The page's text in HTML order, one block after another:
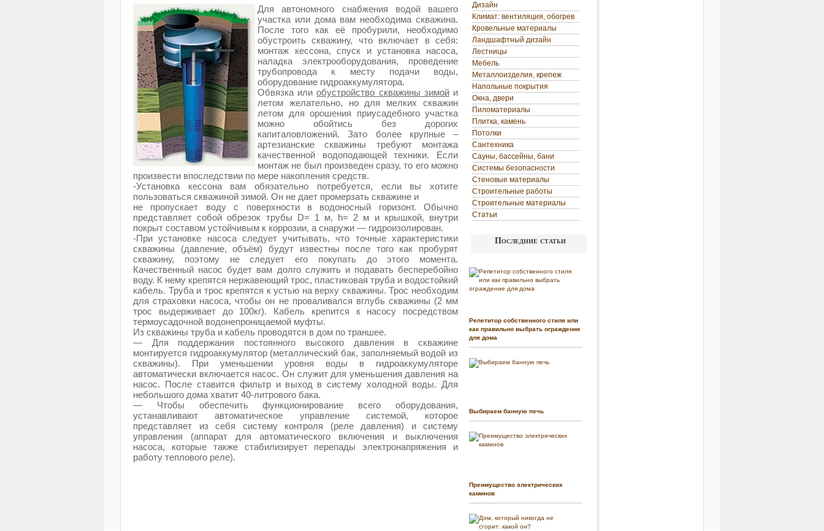
Для автономного снабжения водой вашего
участка или дома вам необходима скважина.
После того как её пробурили, необходимо
обустроить скважину, что включает в себя:
монтаж кессона, спуск и установка насоса,
наладка электрооборудования, проведение
трубопровода к месту подачи воды,
оборудование гидроаккумулятора.
Обвязка илиобустройство скважины зимойи
летом желательно, но для мелких скважин
летом для орошения приусадебного участка
можно обойтись без дорогих
капиталовложений. Зато более крупные –
артезианские скважины требуют монтажа
качественной водоподающей техники. Если
монтаж не был произведен сразу, то его можно
произвести впоследствии по мере накопления средств.
-Установка кессона вам обязательно потребуется, если вы хотите
пользоваться скважиной зимой. Он не дает промерзать скважине и
не пропускает воду с поверхности в водоносный горизонт. Обычно
представляет собой обрезок трубы D= 1 м, h= 2 м и крышкой, внутри
покрыт составом устойчивым к коррозии, а снаружи — гидроизолирован.
-При установке насоса следует учитывать, что точные характеристики
скважины (давление, объём) будут известны после того как пробурят
скважину, поэтому не следует его покупать до этого момента.
Качественный насос будет вам долго служить и подавать бесперебойно
воду. К нему крепятся нержавеющий трос, пластиковая труба и водостойкий
кабель. Труба и трос крепятся к устью на верху скважины. Трос необходим
для страховки насоса, чтобы он не проваливался вглубь скважины (2 мм
трос выдерживает до 100кг). Кабель крепится к насосу посредством
термоусадочной водонепроницаемой муфты.
Из скважины труба и кабель проводятся в дом по траншее.
— Для поддержания постоянного высокого давления в скважине
монтируется гидроаккумулятор (металлический бак, заполняемый водой из
скважины). При уменьшении уровня воды в гидроаккумуляторе
автоматически включается насос. Он служит для уменьшения давления на
насос. После ставится фильтр и выход в систему холодной воды. Для
небольшого дома хватит 40-литрового бака.
— Чтобы обеспечить функционирование всего оборудования,
устанавливают автоматическое управление системой, которое
представляет из себя систему контроля (реле давления) и систему
управления (аппарат для автоматического включения и выключения
насоса, которые также стабилизирует перепады электронапряжения и
работу теплового реле).
Дизайн
Климат: вентиляция, обогрев
Кровельные материалы
Ландшафтный дизайн
Лестницы
Мебель
Металлоизделия, крепеж
Напольные покрытия
Окна, двери
Пиломатериалы
Плитка, камень
Потолки
Сантехника
Сауны, бассейны, бани
Системы безопасности
Стеновые материалы
Строительные работы
Строительные материалы
Статьи
Последние статьи
Репетитор собственного стиля или
как правильно выбрать ограждение
для дома
Выбираем банную печь
Преимущество электрических
каминов